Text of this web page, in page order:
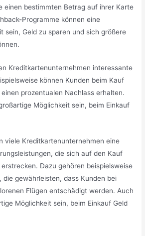
einen bestimmten Betrag auf ihrer Karte
Programme können eine
sein, Geld zu sparen und sich größere
Kreditkartenunternehmen interessante
können Kunden beim Kauf
prozentualen Nachlass erhalten.
Möglichkeit sein, beim Einkauf
viele Kreditkartenunternehmen eine
die sich auf den Kauf
Dazu gehören beispielsweise
die gewährleisten, dass Kunden bei
Flügen entschädigt werden. Auch
Möglichkeit sein, beim Einkauf Geld